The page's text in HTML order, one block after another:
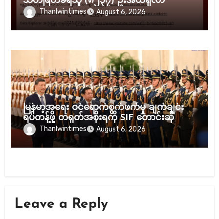
Thanlwintimes August 6, 2026
သတင်း
မြန်မာ့အရေး ဝင်ရောက်စွက်ဖက်မှု ချက်ချင်း
ရပ်တန့်ဖို့ တရုတ်အစိုးရကို SIF တောင်းဆို
Thanlwintimes August 6, 2026
Leave a Reply